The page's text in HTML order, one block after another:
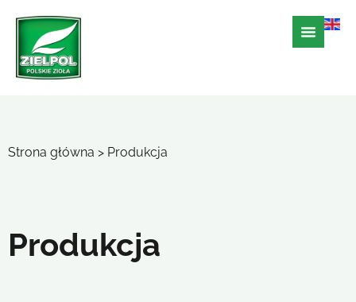
Strona główna > Produkcja
Produkcja